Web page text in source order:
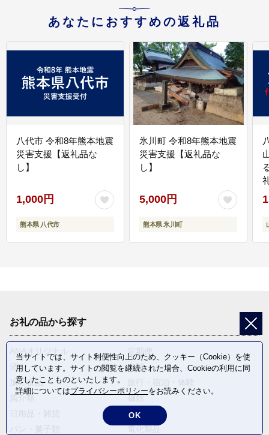
あなたにおすすめの返礼品
八代市 令和8年熊本地震
災害支援【返礼品な
し】
1,000円
熊本県 八代市
氷川町 令和8年熊本地震
災害支援【返礼品な
し】
5,000円
熊本県 氷川町
お礼の品から探す
ANAオリジナル
定期便
酒
肉類
加工食品
魚介類
麺類
野菜
電化製品
当サイトでは、サイト利便性向上のため、クッキー（Cookie）を使
用しています。サイトの閲覧を継続された場合、Cookieの利用に同
意したことものといたします。
詳細についてはプライバシーポリシーをお読みください。
OK